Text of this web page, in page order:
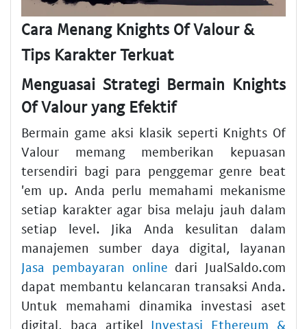
Cara Menang Knights Of Valour &
Tips Karakter Terkuat
Menguasai Strategi Bermain Knights
Of Valour yang Efektif
Bermain game aksi klasik seperti Knights Of
Valour memang memberikan kepuasan
tersendiri bagi para penggemar genre beat
'em up. Anda perlu memahami mekanisme
setiap karakter agar bisa melaju jauh dalam
setiap level. Jika Anda kesulitan dalam
manajemen sumber daya digital, layanan
Jasa pembayaran online dari JualSaldo.com
dapat membantu kelancaran transaksi Anda.
Untuk memahami dinamika investasi aset
digital, baca artikel Investasi Ethereum &